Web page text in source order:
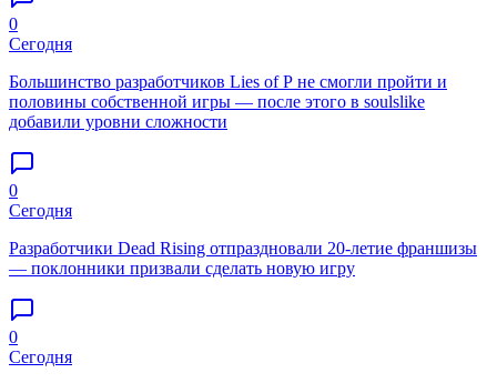
0
Сегодня
Большинство разработчиков Lies of P не смогли пройти и
половины собственной игры — после этого в soulslike
добавили уровни сложности
0
Сегодня
Разработчики Dead Rising отпраздновали 20-летие франшизы
— поклонники призвали сделать новую игру
0
Сегодня